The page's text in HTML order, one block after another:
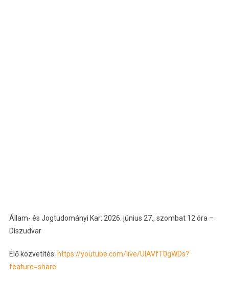
Állam- és Jogtudományi Kar: 2026. június 27., szombat 12 óra –
Díszudvar
Élő közvetítés: https://youtube.com/live/UlAVfT0gWDs?
feature=share